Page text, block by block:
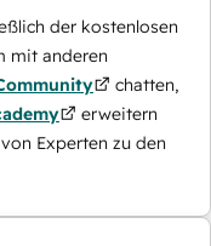
der kostenlosen
mit anderen
chatten,
erweitern
von Experten zu den